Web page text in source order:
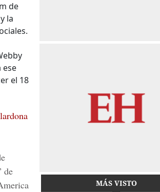
de
la
ese
el 18
de
MÁS VISTO